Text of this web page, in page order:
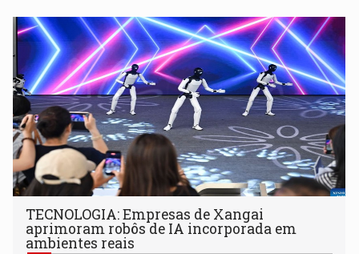
TECNOLOGIA: Empresas de Xangai
aprimoram robôs de IA incorporada em
ambientes reais